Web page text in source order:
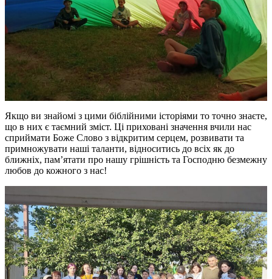
Якщо ви знайомі з цими біблійними історіями то точно знаєте,
що в них є таємний зміст. Ці приховані значення вчили нас
сприймати Боже Слово з відкритим серцем, розвивати та
примножувати наші таланти, відноситись до всіх як до
ближніх, памʼятати про нашу грішність та Господню безмежну
любов до кожного з нас!